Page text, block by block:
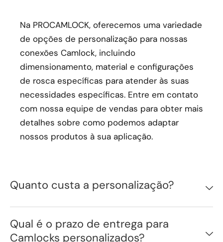
Na PROCAMLOCK, oferecemos uma variedade
de opções de personalização para nossas
conexões Camlock, incluindo
dimensionamento, material e configurações
de rosca específicas para atender às suas
necessidades específicas. Entre em contato
com nossa equipe de vendas para obter mais
detalhes sobre como podemos adaptar
nossos produtos à sua aplicação.
Quanto custa a personalização?
Qual é o prazo de entrega para
Camlocks personalizados?